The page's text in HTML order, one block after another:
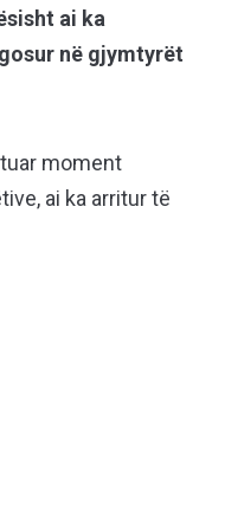
ai ka
në gjymtyrët
moment
ai ka arritur të